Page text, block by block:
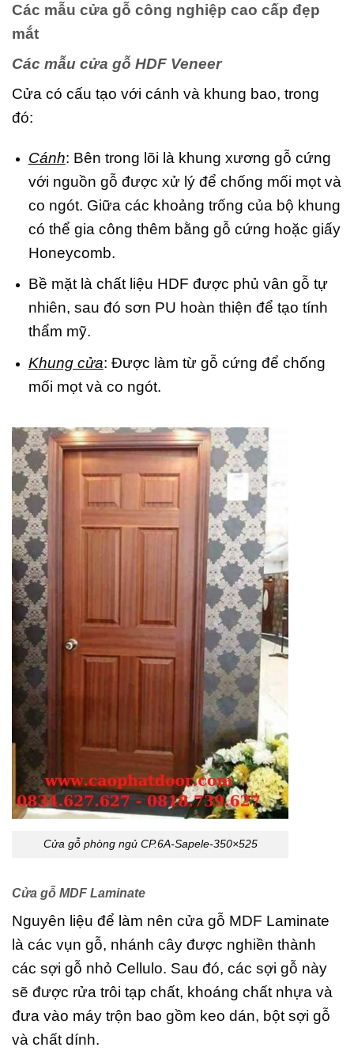
Các mẫu cửa gỗ công nghiệp cao cấp đẹp
mắt
Các mẫu cửa gỗ HDF Veneer
Cửa có cấu tạo với cánh và khung bao, trong
đó:
Cánh: Bên trong lõi là khung xương gỗ cứng
với nguồn gỗ được xử lý để chống mối mọt và
co ngót. Giữa các khoảng trống của bộ khung
có thể gia công thêm bằng gỗ cứng hoặc giấy
Honeycomb.
Bề mặt là chất liệu HDF được phủ vân gỗ tự
nhiên, sau đó sơn PU hoàn thiện để tạo tính
thẩm mỹ.
Khung cửa: Được làm từ gỗ cứng để chống
mối mọt và co ngót.
Cửa gỗ phòng ngủ CP.6A-Sapele-350×525
Cửa gỗ MDF Laminate
Nguyên liệu để làm nên cửa gỗ MDF Laminate
là các vụn gỗ, nhánh cây được nghiền thành
các sợi gỗ nhỏ Cellulo. Sau đó, các sợi gỗ này
sẽ được rửa trôi tạp chất, khoáng chất nhựa và
đưa vào máy trộn bao gồm keo dán, bột sợi gỗ
và chất dính.